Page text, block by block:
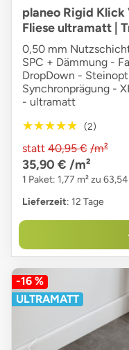
planeo Rigid Klick
Fliese ultramatt |
0,50 mm
SPC + Dämmung -
DropDown -
Synchronprägung -
- ultramatt
★★★★★
★★★★★ (2)
statt 40,95 € /m²
35,90 € /m²
1 Paket: 1,77 m² zu
Lieferzeit: 12 Tage
-16 %
ULTRAMATT